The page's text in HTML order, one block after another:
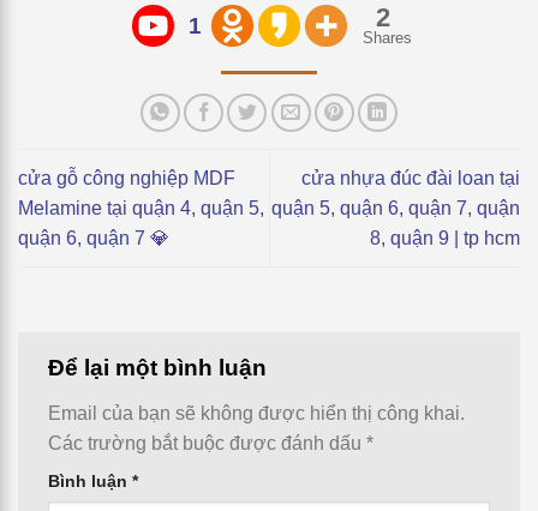
1
2
Shares
cửa gỗ công nghiệp MDF
Melamine tại quận 4, quận 5,
quận 6, quận 7 💎
cửa nhựa đúc đài loan tại
quận 5, quận 6, quận 7, quận
8, quận 9 | tp hcm
Để lại một bình luận
Email của bạn sẽ không được hiển thị công khai.
Các trường bắt buộc được đánh dấu *
Bình luận *